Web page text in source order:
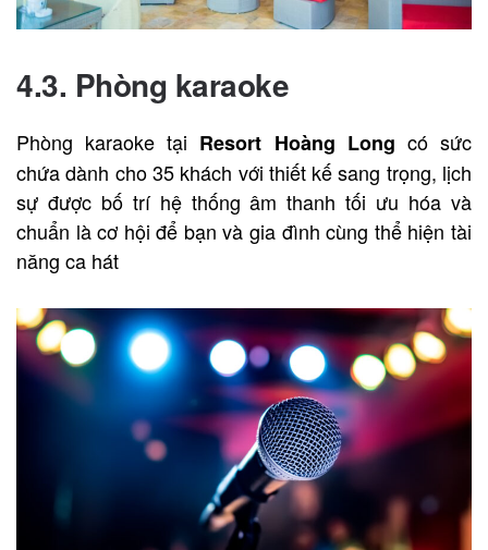
4.3. Phòng karaoke
Phòng karaoke tại Resort Hoàng Long có sức
chứa dành cho 35 khách với thiết kế sang trọng, lịch
sự được bố trí hệ thống âm thanh tối ưu hóa và
chuẩn là cơ hội để bạn và gia đình cùng thể hiện tài
năng ca hát